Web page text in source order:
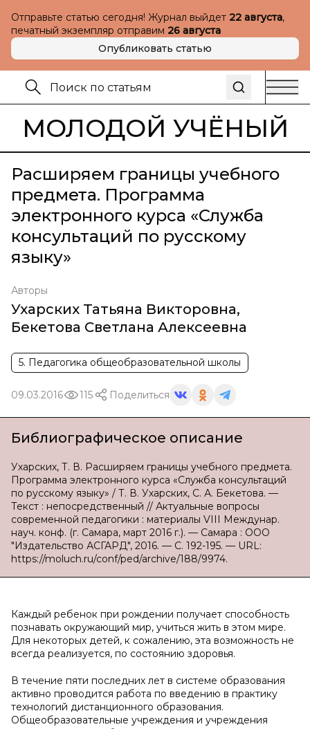
Отправьте статью сегодня! Журнал выйдет 22 августа,
печатный экземпляр отправим 26 августа
Опубликовать статью
МОЛОДОЙ УЧЁНЫЙ
Расширяем границы учебного
предмета. Программа
электронного курса «Служба
консультаций по русскому
языку»
Авторы
Ухарских Татьяна Викторовна,
Бекетова Светлана Алексеевна
5. Педагогика общеобразовательной школы
09.03.2016 115 Поделиться
Библиографическое описание
Ухарских, Т. В. Расширяем границы учебного предмета.
Программа электронного курса «Служба консультаций
по русскому языку» / Т. В. Ухарских, С. А. Бекетова. —
Текст : непосредственный // Актуальные вопросы
современной педагогики : материалы VIII Междунар.
науч. конф. (г. Самара, март 2016 г.). — Самара : ООО
"Издательство АСГАРД", 2016. — С. 192-195. — URL:
https://moluch.ru/conf/ped/archive/188/9974.
Каждый ребенок при рождении получает способность
познавать окружающий мир, учиться жить в этом мире.
Для некоторых детей, к сожалению, эта возможность не
всегда реализуется, по состоянию здоровья.
В течение пяти последних лет в системе образования
активно проводится работа по введению в практику
технологий дистанционного образования.
Общеобразовательные учреждения и учреждения